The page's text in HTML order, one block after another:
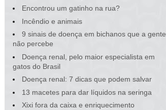
Encontrou um gatinho na rua?
Incêndio e animais
9 sinais de doença em bichanos que a gente
não percebe
Doença renal, pelo maior especialista em
gatos do Brasil
Doença renal: 7 dicas que podem salvar
13 macetes para dar líquidos na seringa
Xixi fora da caixa e enriquecimento